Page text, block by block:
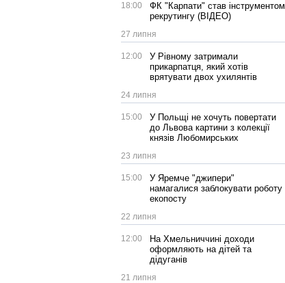
18:00
ФК "Карпати" став інструментом
рекрутингу (ВІДЕО)
27 липня
12:00
У Рівному затримали
прикарпатця, який хотів
врятувати двох ухилянтів
24 липня
15:00
У Польщі не хочуть повертати
до Львова картини з колекції
князів Любомирських
23 липня
15:00
У Яремче "джипери"
намагалися заблокувати роботу
екопосту
22 липня
12:00
На Хмельниччині доходи
оформляють на дітей та
дідуганів
21 липня